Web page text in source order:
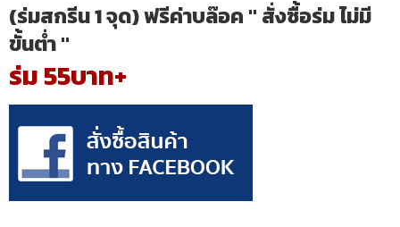
(ร่มสกรีน 1 จุด) ฟรีค่าบล๊อค " สั่งซื้อร่ม ไม่มี
ขั้นต่ำ "
ร่ม 55บาท+